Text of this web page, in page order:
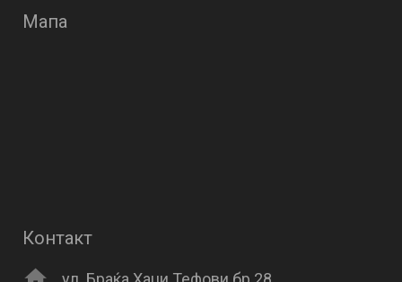
Мапа
Контакт